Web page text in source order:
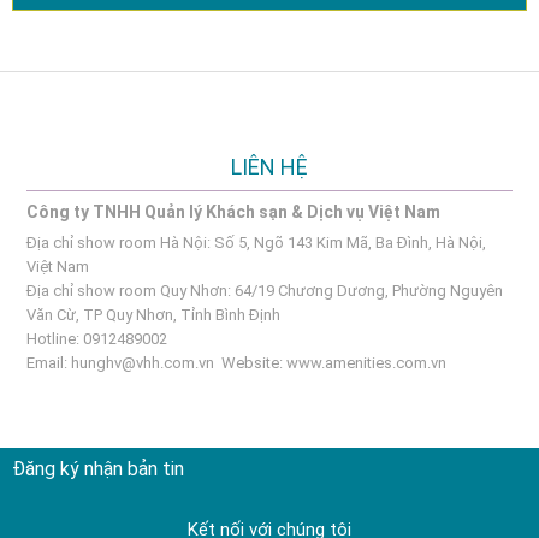
LIÊN HỆ
Công ty TNHH Quản lý Khách sạn & Dịch vụ Việt Nam
Địa chỉ show room Hà Nội: Số 5, Ngõ 143 Kim Mã, Ba Đình, Hà Nội,
Việt Nam
Địa chỉ show room Quy Nhơn: 64/19 Chương Dương, Phường Nguyên
Văn Cừ, TP Quy Nhơn, Tỉnh Bình Định
Hotline: 0912489002
Email: hunghv@vhh.com.vn Website:www.amenities.com.vn
Đăng ký nhận bản tin
Kết nối với chúng tôi